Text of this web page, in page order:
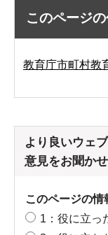
このページ
教育庁市町村教
より良いウェ
意見をお聞か
このページの情
1：役に立っ